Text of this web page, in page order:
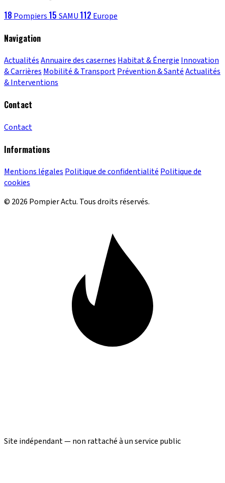
18 Pompiers 15 SAMU 112 Europe
Navigation
ActualitésAnnuaire des casernes Habitat & Énergie Innovation
& Carrières Mobilité & TransportPrévention & SantéActualités
& Interventions
Contact
Contact
Informations
Mentions légales Politique de confidentialité Politique de
cookies
© 2026 Pompier Actu. Tous droits réservés.
Site indépendant — non rattaché à un service public